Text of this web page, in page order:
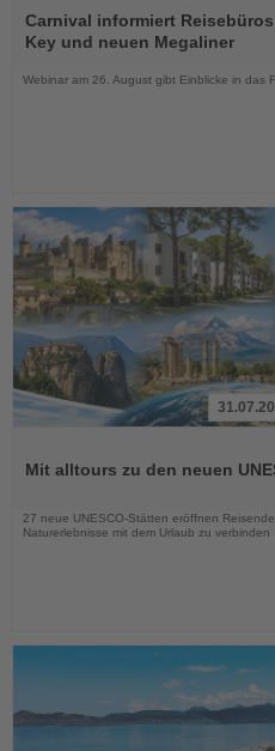
Sie
die
Nachrichten
Carnival informiert
Key und neuen Megaliner
Webinar am 26. August gibt Einblicke in das
dieMit alltours zu den neuen
27 neue UNESCO-Stätten eröffnen
Naturerlebnisse mit dem Urlaub zu verbinden